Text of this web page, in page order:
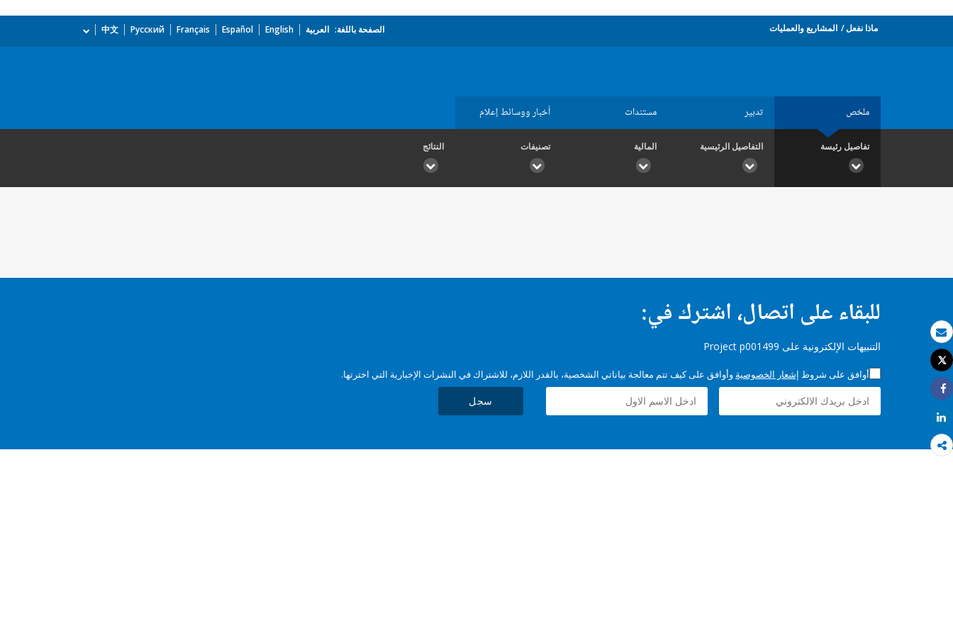
بريد الكتروني
طباعة
Tweet
Share
Share
ماذا نفعل المشاريع والعمليات الصفحة باللغة: العربية English
Español
Français
Русский
中文
ملخص تدبير مستندات أخبار ووسائط إعلام
تفاصيل رئيسة التفاصيل الرئيسية المالية تصنيفات النتائج
للبقاء على اتصال، اشترك في:
التنبيهات الإلكترونية على Project p001499
أوافق على شروط إشعار الخصوصية وأوافق على كيف تتم معالجة بياناتي الشخصية، بالقدر اللازم، للاشتراك في النشرات الإخبارية التي اخترتها.
سجل